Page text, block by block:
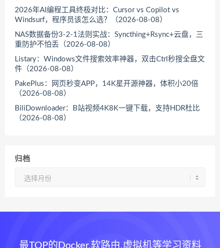
2026年AI编程工具终极对比：Cursor vs Copilot vs
Windsurf，程序员该怎么选？（2026-08-08）
NAS数据备份3-2-1法则实战：Syncthing+Rsync+云盘，三
重防护不怕丢（2026-08-08）
Listary：Windows文件搜索效率神器，双击Ctrl秒搜全盘文
件（2026-08-08）
PakePlus：网页秒变APP，14K星开源神器，体积小20倍
（2026-08-08）
BiliDownloader：B站视频4K8K一键下载，支持HDR杜比
（2026-08-08）
归档
最TOP的Docker,软路由,虚拟机等学习资料